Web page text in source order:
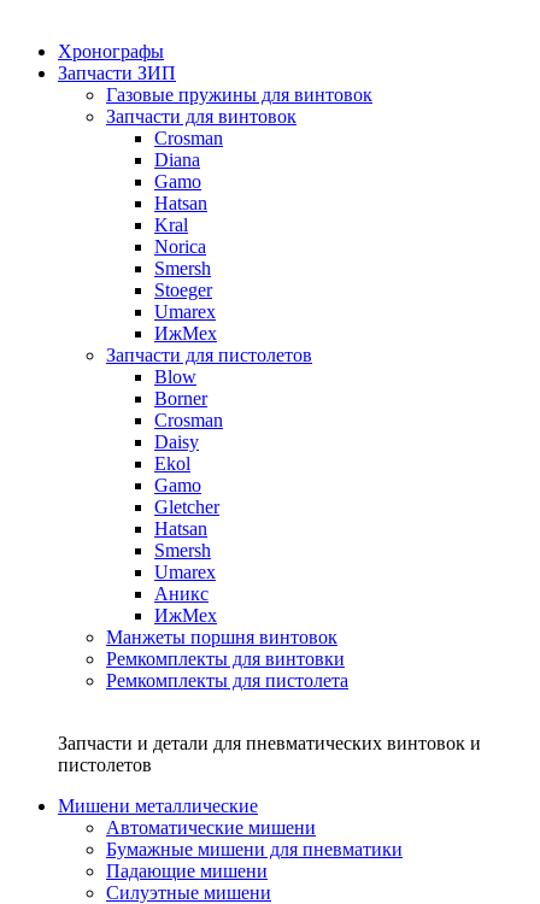
Хронографы
Запчасти ЗИП
Газовые пружины для винтовок
Запчасти для винтовок
Crosman
Diana
Gamo
Hatsan
Kral
Norica
Smersh
Stoeger
Umarex
ИжМех
Запчасти для пистолетов
Blow
Borner
Crosman
Daisy
Ekol
Gamo
Gletcher
Hatsan
Smersh
Umarex
Аникс
ИжМех
Манжеты поршня винтовок
Ремкомплекты для винтовки
Ремкомплекты для пистолета
Запчасти и детали для пневматических винтовок и
пистолетов
Мишени металлические
Автоматические мишени
Бумажные мишени для пневматики
Падающие мишени
Силуэтные мишени